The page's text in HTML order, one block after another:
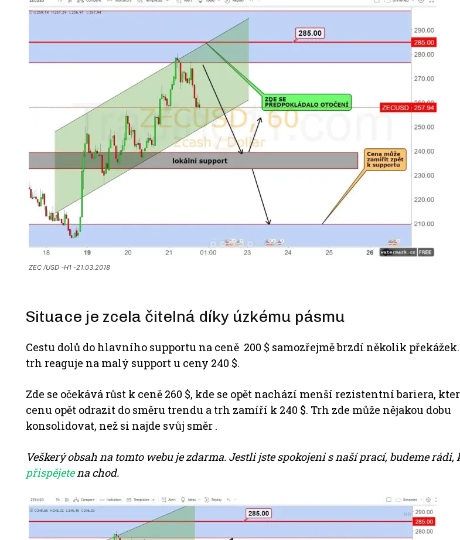
ZEC /USD -H1 -21.03.2018
Situace je zcela čitelná díky úzkému pásmu
Cestu dolů do hlavního supportu na ceně 200 $ samozřejmě brzdí několik
trh reaguje na malý support u ceny 240 $.
Zde se očekává růst k ceně 260 $, kde se opět nachází menší rezistentní bariera,
cenu opět odrazit do směru trendu a trh zamíří k 240 $. Trh zde může nějakou dobu
konsolidovat, než si najde svůj směr .
Veškerý obsah na tomto webu je zdarma. Jestli jste spokojeni s naší prací, budeme rádi,
přispějetena chod.